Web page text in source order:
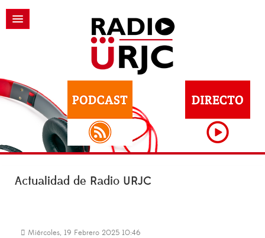
Actualidad de Radio URJC
Miércoles, 19 Febrero 2025 10:46